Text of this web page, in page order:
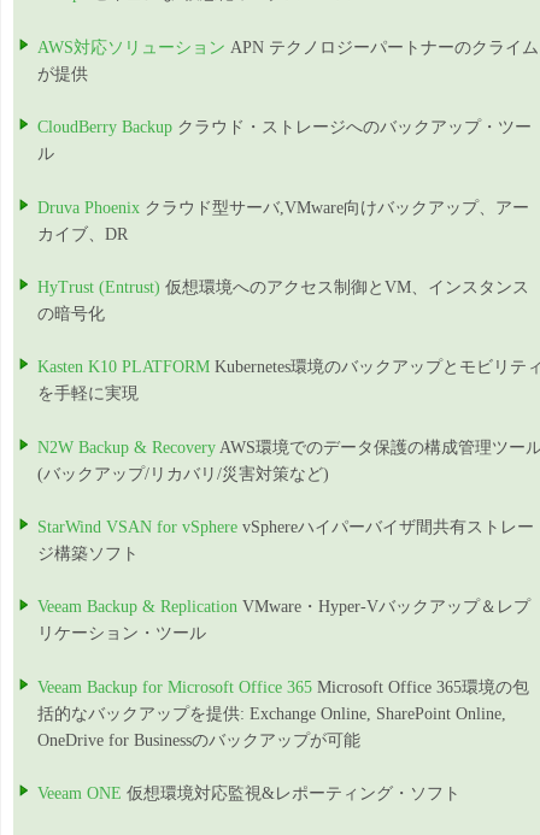
AWS対応ソリューション APN テクノロジーパートナーのクライム
が提供
CloudBerry Backup クラウド・ストレージへのバックアップ・ツー
ル
Druva Phoenix クラウド型サーバ,VMware向けバックアップ、アー
カイブ、DR
HyTrust (Entrust) 仮想環境へのアクセス制御とVM、インスタンス
の暗号化
Kasten K10 PLATFORM Kubernetes環境のバックアップとモビリテ
を手軽に実現
N2W Backup & Recovery AWS環境でのデータ保護の構成管理ツー
(バックアップ/リカバリ/災害対策など)
StarWind VSAN for vSphere vSphereハイパーバイザ間共有ストレー
ジ構築ソフト
Veeam Backup & Replication VMware・Hyper-Vバックアップ＆レプ
リケーション・ツール
Veeam Backup for Microsoft Office 365 Microsoft Office 365環境の包
括的なバックアップを提供: Exchange Online, SharePoint Online,
OneDrive for Businessのバックアップが可能
Veeam ONE 仮想環境対応監視&レポーティング・ソフト